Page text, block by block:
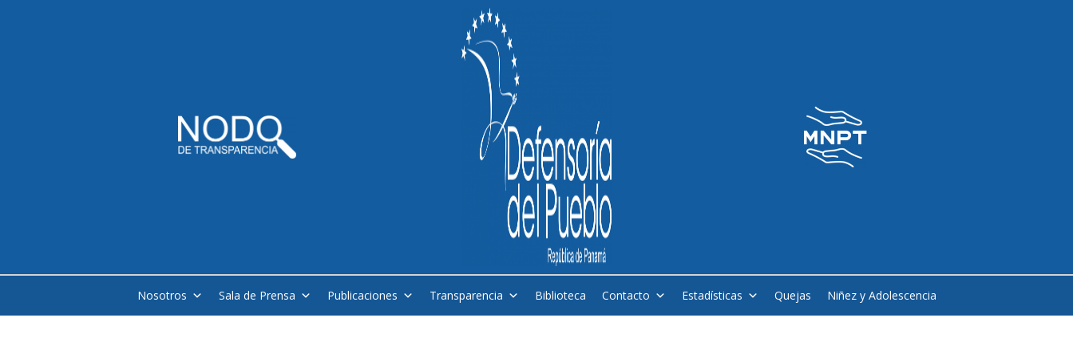
Nosotros Sala de Prensa Publicaciones Transparencia Biblioteca Contacto Estadísticas Quejas Niñez y Adolescencia